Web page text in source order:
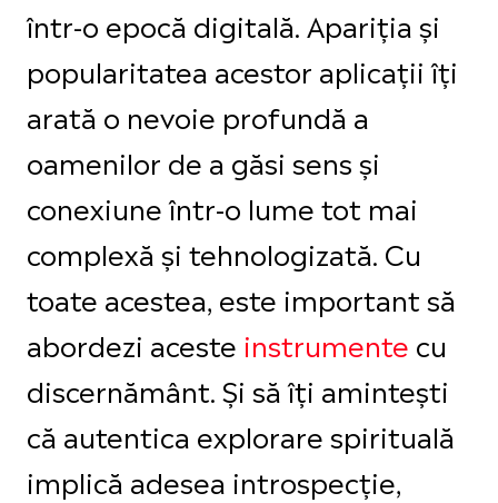
într-o epocă digitală. Apariția și
popularitatea acestor aplicații îți
arată o nevoie profundă a
oamenilor de a găsi sens și
conexiune într-o lume tot mai
complexă și tehnologizată. Cu
toate acestea, este important să
abordezi aceste instrumente cu
discernământ. Și să îți amintești
că autentica explorare spirituală
implică adesea introspecție,